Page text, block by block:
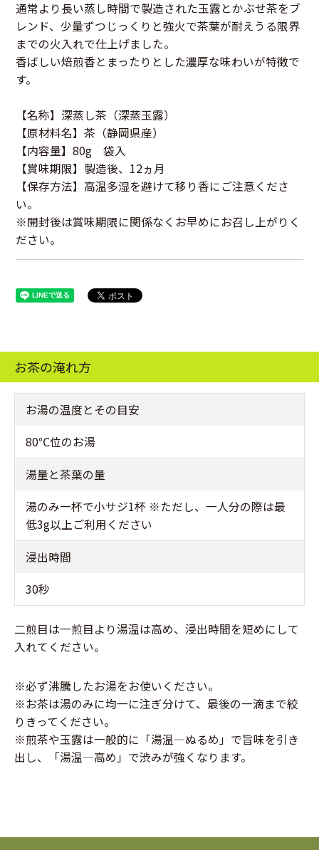
通常より長い蒸し時間で製造された玉露とかぶせ茶をブ
レンド、少量ずつじっくりと強火で茶葉が耐えうる限界
までの火入れで仕上げました。
香ばしい焙煎香とまったりとした濃厚な味わいが特徴で
す。
【名称】深蒸し茶（深蒸玉露）
【原材料名】茶（静岡県産）
【内容量】80g 袋入
【賞味期限】製造後、12ヵ月
【保存方法】高温多湿を避けて移り香にご注意くださ
い。
※開封後は賞味期限に関係なくお早めにお召し上がりく
ださい。
お茶の淹れ方
お湯の温度とその目安
80℃位のお湯
湯量と茶葉の量
湯のみ一杯で小サジ1杯 ※ただし、一人分の際は最
低3g以上ご利用ください
浸出時間
30秒
二煎目は一煎目より湯温は高め、浸出時間を短めにして
入れてください。
※必ず沸騰したお湯をお使いください。
※お茶は湯のみに均一に注ぎ分けて、最後の一滴まで絞
りきってください。
※煎茶や玉露は一般的に「湯温―ぬるめ」で旨味を引き
出し、「湯温―高め」で渋みが強くなります。